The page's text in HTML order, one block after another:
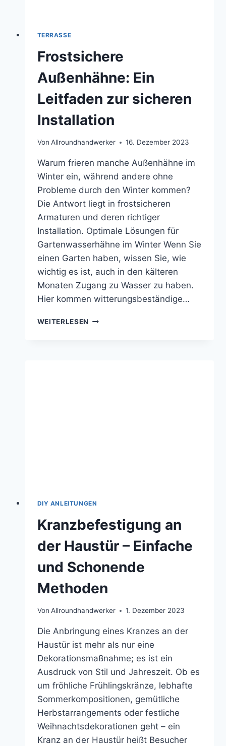
TERRASSE
Frostsichere
Außenhähne: Ein
Leitfaden zur sicheren
Installation
Von Allroundhandwerker 16. Dezember 2023
Warum frieren manche Außenhähne im
Winter ein, während andere ohne
Probleme durch den Winter kommen?
Die Antwort liegt in frostsicheren
Armaturen und deren richtiger
Installation. Optimale Lösungen für
Gartenwasserhähne im Winter Wenn Sie
einen Garten haben, wissen Sie, wie
wichtig es ist, auch in den kälteren
Monaten Zugang zu Wasser zu haben.
Hier kommen witterungsbeständige…
WEITERLESEN FROSTSICHERE
DIY ANLEITUNGEN
Kranzbefestigung an
der Haustür – Einfache
und Schonende
Methoden
Von Allroundhandwerker 1. Dezember 2023
Die Anbringung eines Kranzes an der
Haustür ist mehr als nur eine
Dekorationsmaßnahme; es ist ein
Ausdruck von Stil und Jahreszeit. Ob es
um fröhliche Frühlingskränze, lebhafte
Sommerkompositionen, gemütliche
Herbstarrangements oder festliche
Weihnachtsdekorationen geht – ein
Kranz an der Haustür heißt Besucher